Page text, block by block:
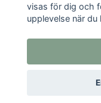
visas för dig och
upplevelse när